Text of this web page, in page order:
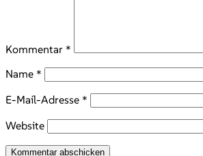
Kommentar *
Name *
E-Mail-Adresse *
Website